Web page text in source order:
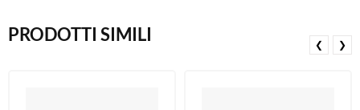
PRODOTTI SIMILI ❮ ❯